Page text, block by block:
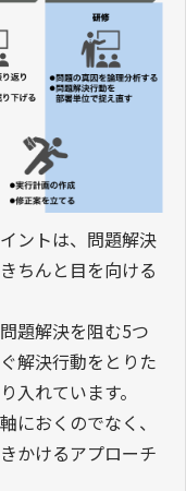
ントは、問題解決
ちんと目を向ける
題解決を阻む5つ
解決行動をとりた
入れています。
におくのでなく、
かけるアプローチ